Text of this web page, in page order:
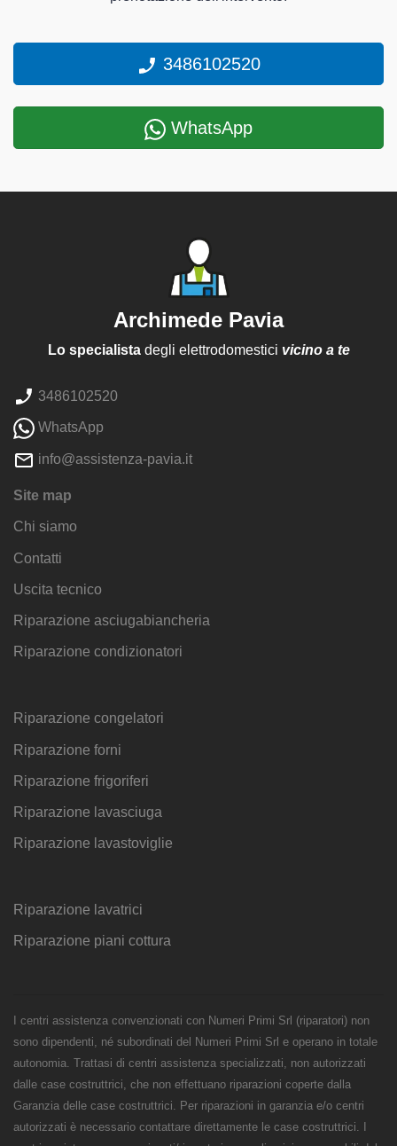
3486102520
WhatsApp
Archimede Pavia
Lo specialistadegli elettrodomestici vicino a te
3486102520
WhatsApp
info@assistenza-pavia.it
Site map
Chi siamo
Contatti
Uscita tecnico
Riparazione asciugabiancheria
Riparazione condizionatori
Riparazione congelatori
Riparazione forni
Riparazione frigoriferi
Riparazione lavasciuga
Riparazione lavastoviglie
Riparazione lavatrici
Riparazione piani cottura
I centri assistenza convenzionati con Numeri Primi Srl (riparatori) non
sono dipendenti, né subordinati del Numeri Primi Srl e operano in totale
autonomia. Trattasi di centri assistenza specializzati, non autorizzati
dalle case costruttrici, che non effettuano riparazioni coperte dalla
Garanzia delle case costruttrici. Per riparazioni in garanzia e/o centri
autorizzati è necessario contattare direttamente le case costruttrici. I